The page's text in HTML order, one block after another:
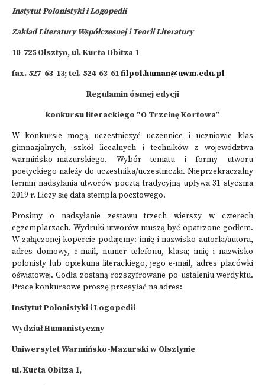
Instytut Polonistyki i Logopedii
Zakład Literatury Współczesnej i Teorii Literatury
10-725 Olsztyn, ul. Kurta Obitza 1
fax. 527-63-13; tel. 524-63-61filpol.human@uwm.edu.pl
Regulamin ósmej edycji
konkursu literackiego "O Trzcinę Kortowa”
W konkursie mogą uczestniczyć uczennice i uczniowie klas
gimnazjalnych, szkół licealnych i techników z województwa
warmińsko–mazurskiego. Wybór tematu i formy utworu
poetyckiego należy do uczestnika/uczestniczki. Nieprzekraczalny
termin nadsyłania utworów pocztą tradycyjną upływa 31 stycznia
2019 r. Liczy się data stempla pocztowego.
Prosimy o nadsyłanie zestawu trzech wierszy w czterech
egzemplarzach. Wydruki utworów muszą być opatrzone godłem.
W załączonej kopercie podajemy: imię i nazwisko autorki/autora,
adres domowy, e-mail, numer telefonu, klasa; imię i nazwisko
polonisty lub opiekuna literackiego, jego e-mail, adres placówki
oświatowej. Godła zostaną rozszyfrowane po ustaleniu werdyktu.
Prace konkursowe proszę przesyłać na adres:
Instytut Polonistyki i Logopedii
Wydział Humanistyczny
Uniwersytet Warmińsko-Mazurski w Olsztynie
ul. Kurta Obitza 1,